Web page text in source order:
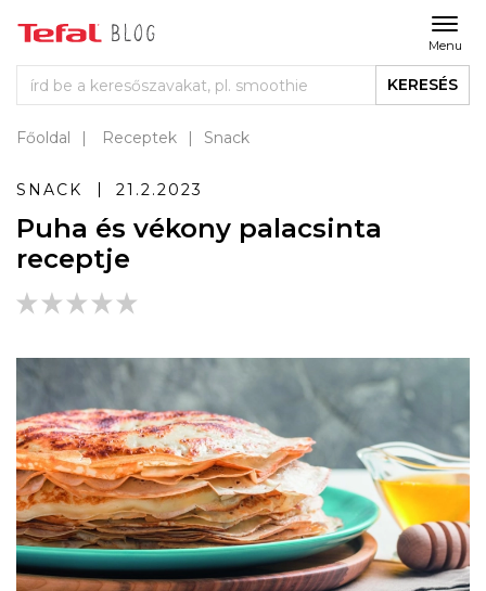
Menu
KERESÉS
Főoldal Receptek Snack
SNACK 21.2.2023
Puha és vékony palacsinta
receptje